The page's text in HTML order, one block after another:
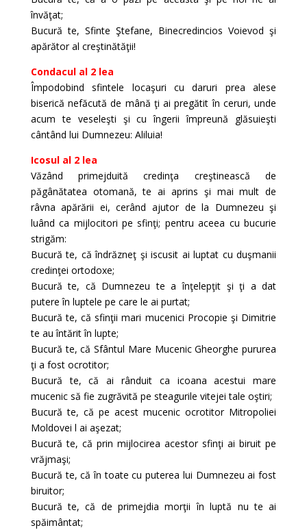
învăţat;
Bucură te, Sfinte Ştefane, Binecredincios Voievod şi
apărător al creştinătăţii!
Condacul al 2 lea
Împodobind sfintele locaşuri cu daruri prea alese
biserică nefăcută de mână ţi ai pregătit în ceruri, unde
acum te veseleşti şi cu îngerii împreună glăsuieşti
cântând lui Dumnezeu: Aliluia!
Icosul al 2 lea
Văzând primejduită credinţa creştinească de
păgânătatea otomană, te ai aprins şi mai mult de
râvna apărării ei, cerând ajutor de la Dumnezeu şi
luând ca mijlocitori pe sfinţi; pentru aceea cu bucurie
strigăm:
Bucură te, că îndrăzneţ şi iscusit ai luptat cu duşmanii
credinţei ortodoxe;
Bucură te, că Dumnezeu te a înţelepţit şi ţi a dat
putere în luptele pe care le ai purtat;
Bucură te, că sfinţii mari mucenici Procopie şi Dimitrie
te au întărit în lupte;
Bucură te, că Sfântul Mare Mucenic Gheorghe pururea
ţi a fost ocrotitor;
Bucură te, că ai rânduit ca icoana acestui mare
mucenic să fie zugrăvită pe steagurile vitejei tale oştiri;
Bucură te, că pe acest mucenic ocrotitor Mitropoliei
Moldovei l ai aşezat;
Bucură te, că prin mijlocirea acestor sfinţi ai biruit pe
vrăjmaşi;
Bucură te, că în toate cu puterea lui Dumnezeu ai fost
biruitor;
Bucură te, că de primejdia morţii în luptă nu te ai
spăimântat;